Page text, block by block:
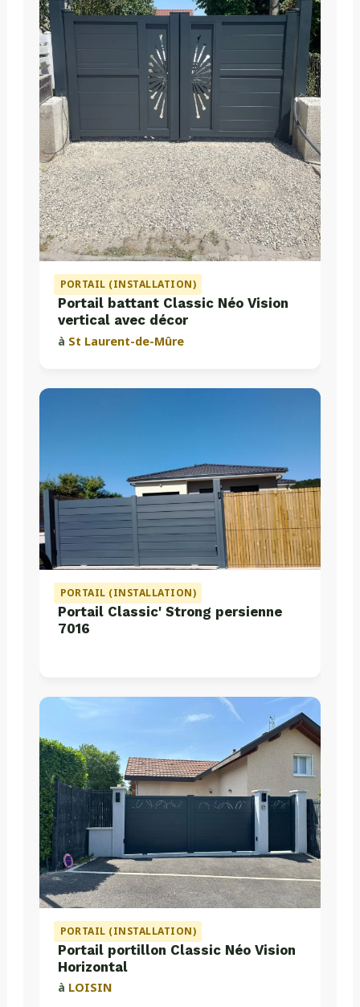
PORTAIL (INSTALLATION)
Portail battant Classic Néo Vision
vertical avec décor
à St Laurent-de-Mûre
PORTAIL (INSTALLATION)
Portail Classic' Strong persienne
7016
PORTAIL (INSTALLATION)
Portail portillon Classic Néo Vision
Horizontal
à LOISIN